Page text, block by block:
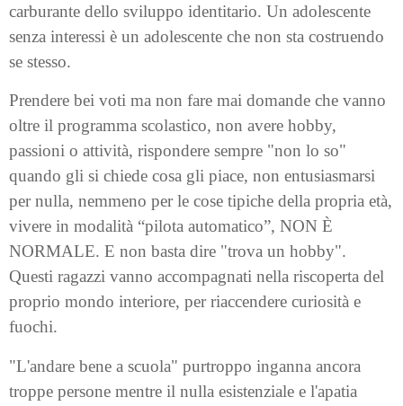
carburante dello sviluppo identitario. Un adolescente
senza interessi è un adolescente che non sta costruendo
se stesso.
Prendere bei voti ma non fare mai domande che vanno
oltre il programma scolastico, non avere hobby,
passioni o attività, rispondere sempre "non lo so"
quando gli si chiede cosa gli piace, non entusiasmarsi
per nulla, nemmeno per le cose tipiche della propria età,
vivere in modalità “pilota automatico”, NON È
NORMALE. E non basta dire "trova un hobby".
Questi ragazzi vanno accompagnati nella riscoperta del
proprio mondo interiore, per riaccendere curiosità e
fuochi.
"L'andare bene a scuola" purtroppo inganna ancora
troppe persone mentre il nulla esistenziale e l'apatia